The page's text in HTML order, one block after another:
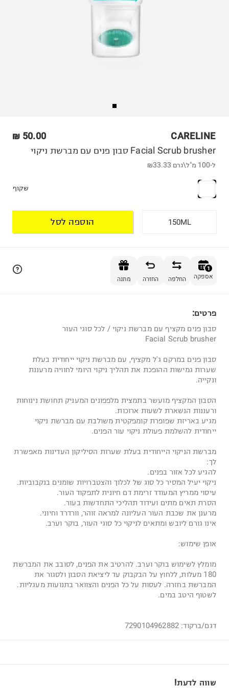
CARELINE
50.00 ₪
Facial Scrub brusher סבון פנים עם מברשת ניקוי
₪33.33 ל-100 מ"ל\גרם
שקוף
150ML הוספה לסל
1
אספקה החלפה החזרה מתנה
פרטים:
סבון פנים מקציף עם מברשת ניקוי / לכל סוגי העור
Facial Scrub brusher
סבון פנים במרקם ג'ל מקציף, עם מברשת ניקוי ייחודית בעלת
שערות גמישות ההופכת את תהליך ניקוי היומי לחוויה מרעננת
ונקייה.
הסבון המקציף מועשר בתמצית מלפפונים המעניק תחושת נינוחות
ורעננות הנשארת לשעות ארוכות.
מגיע באריזת שפופרת קומפקטית משולבת עם מברשת ניקוי
ייחודית להשלמת פעולת ניקוי עור הפנים.
מברשת הניקוי הייחודית בעלת שערות הסיליקון העדינות מאפשרת
לך:
להגיע לכל אזור בפנים.
ניקוי יעיל המסיר כל סוג של לכלוך והצטברויות שומנים בנקבוביות.
עיסוי ממריץ המעודד זרימת דם חיונית לתפקוד העור.
הסרת תאים מתים ועידוד תהליכי התחדשות בעור.
מרענן את שכבת העור העליונה למראה זוהר, וורדרד וחיוני.
אינו גורם ליובש ומתאים לניקוי כל סוגי העור, בוקר וערב.
אופן שימוש:
מומלץ לשימוש בוקר וערב. להרטיב את הפנים, לסובב את המברשת
180 מעלות, ללחוץ על הבקבוק עד ליציאת הסבון ולסגור את
המברשת בחזרה. לעסות על כל הפנים והצוואר בתנועות מעגליות.
לשטוף היטב במים.
דגם/ברקוד: 7290104962882
שווה לדעת!